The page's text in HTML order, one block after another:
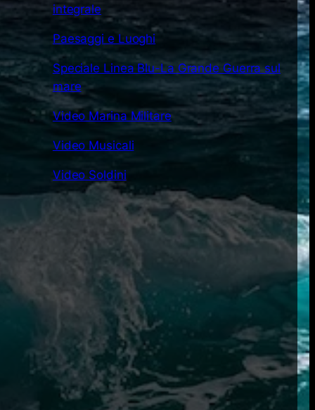
integrale
Paesaggi e Luoghi
Speciale Linea Blu-La Grande Guerra sul
mare
Video Marina Militare
Video Musicali
Video Soldini